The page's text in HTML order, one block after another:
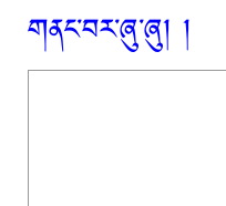
གནང་བར་ཞུ་ཞུ། །